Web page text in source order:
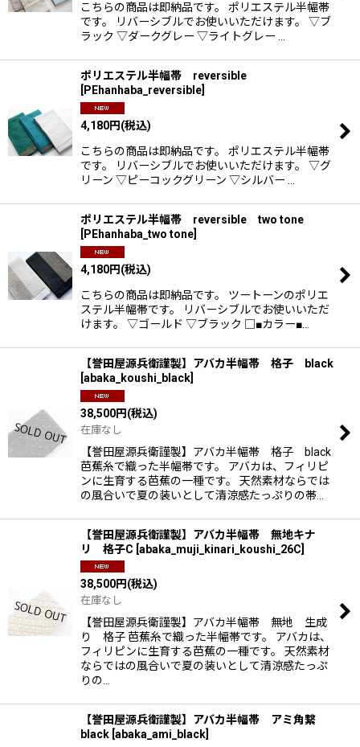
こちらの商品は即納品です。 ポリエステル半幅帯
です。 リバーシブルでお使いいただけます。 ▽ブ
ラック ▽ダークグレー ▽ライトグレー …
ポリエステル半幅帯 reversible
PEhanhaba_reversible
4,180円(税込)
こちらの商品は即納品です。 ポリエステル半幅帯
です。 リバーシブルでお使いいただけます。 ▽グ
リーン ▽ピーコックグリーン ▽シルバー …
ポリエステル半幅帯 reversible two tone
PEhanhaba_two tone
4,180円(税込)
こちらの商品は即納品です。 ツートーンのポリエ
ステル半幅帯です。 リバーシブルでお使いいただ
けます。 ▽ゴールド ▽ブラック □■カラー■…
【誉田屋源兵衛謹製】アバカ半幅帯 格子 black
abaka_koushi_black
38,500円(税込)
在庫なし
【誉田屋源兵衛謹製】アバカ半幅帯 格子 black
芭蕉糸で織った半幅帯です。 アバカは、フィリピ
ンに生育する芭蕉の一種です。 天然素材ならでは
の風合いで夏の装いとして清涼感たっぷりの帯…
【誉田屋源兵衛謹製】アバカ半幅帯 無地キナ
リ 格子C abaka_muji_kinari_koushi_26C
38,500円(税込)
在庫なし
【誉田屋源兵衛謹製】アバカ半幅帯 無地 生成
り 格子 芭蕉糸で織った半幅帯です。 アバカは、
フィリピンに生育する芭蕉の一種です。 天然素材
ならではの風合いで夏の装いとして清涼感たっぷ
りの…
【誉田屋源兵衛謹製】アバカ半幅帯 アミ角繋
black abaka_ami_black